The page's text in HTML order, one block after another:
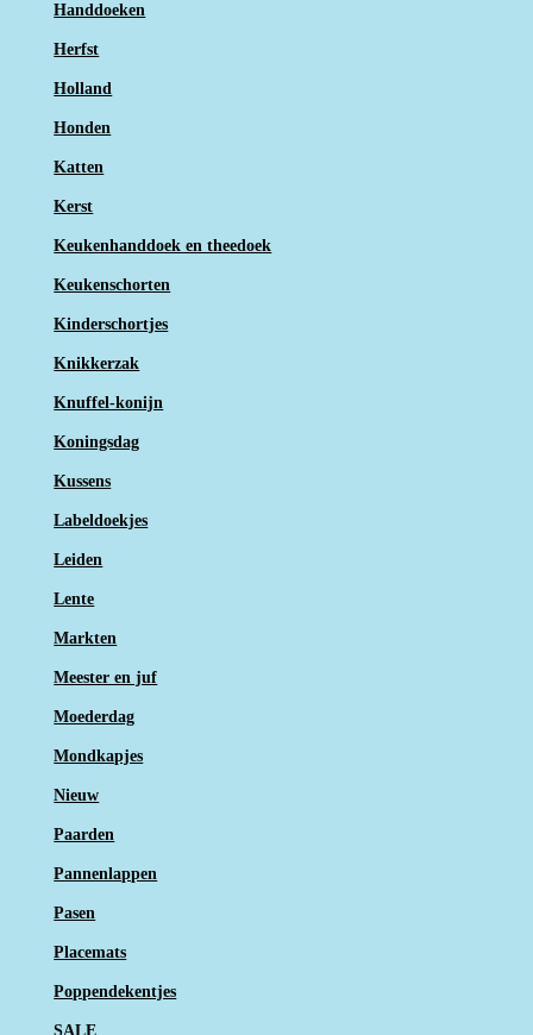
Handdoeken
Herfst
Holland
Honden
Katten
Kerst
Keukenhanddoek en theedoek
Keukenschorten
Kinderschortjes
Knikkerzak
Knuffel-konijn
Koningsdag
Kussens
Labeldoekjes
Leiden
Lente
Markten
Meester en juf
Moederdag
Mondkapjes
Nieuw
Paarden
Pannenlappen
Pasen
Placemats
Poppendekentjes
SALE